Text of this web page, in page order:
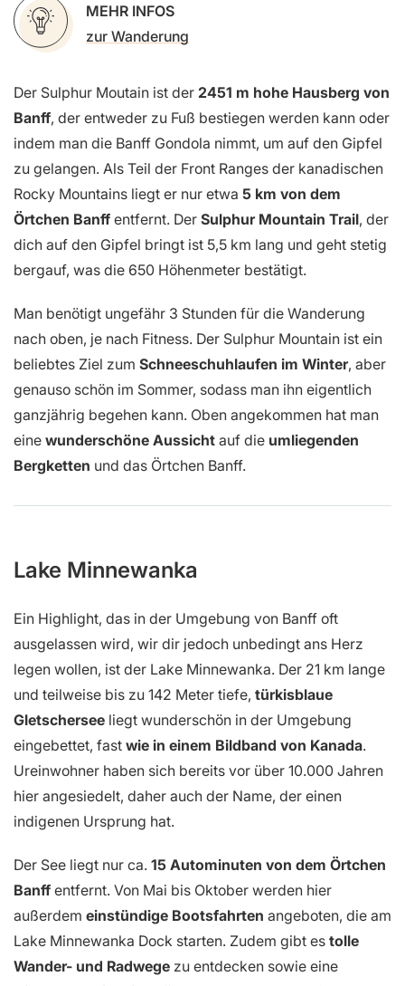
MEHR INFOS
zur Wanderung
Der Sulphur Moutain ist der 2451 m hohe Hausberg von
Banff, der entweder zu Fuß bestiegen werden kann oder
indem man die Banff Gondola nimmt, um auf den Gipfel
zu gelangen. Als Teil der Front Ranges der kanadischen
Rocky Mountains liegt er nur etwa 5 km von dem
Örtchen Banff entfernt. Der Sulphur Mountain Trail, der
dich auf den Gipfel bringt ist 5,5 km lang und geht stetig
bergauf, was die 650 Höhenmeter bestätigt.
Man benötigt ungefähr 3 Stunden für die Wanderung
nach oben, je nach Fitness. Der Sulphur Mountain ist ein
beliebtes Ziel zum Schneeschuhlaufen im Winter, aber
genauso schön im Sommer, sodass man ihn eigentlich
ganzjährig begehen kann. Oben angekommen hat man
eine wunderschöne Aussicht auf die umliegenden
Bergketten und das Örtchen Banff.
Lake Minnewanka
Ein Highlight, das in der Umgebung von Banff oft
ausgelassen wird, wir dir jedoch unbedingt ans Herz
legen wollen, ist der Lake Minnewanka. Der 21 km lange
und teilweise bis zu 142 Meter tiefe, türkisblaue
Gletschersee liegt wunderschön in der Umgebung
eingebettet, fast wie in einem Bildband von Kanada.
Ureinwohner haben sich bereits vor über 10.000 Jahren
hier angesiedelt, daher auch der Name, der einen
indigenen Ursprung hat.
Der See liegt nur ca. 15 Autominuten von dem Örtchen
Banff entfernt. Von Mai bis Oktober werden hier
außerdem einstündige Bootsfahrten angeboten, die am
Lake Minnewanka Dock starten. Zudem gibt es tolle
Wander- und Radwege zu entdecken sowie eine